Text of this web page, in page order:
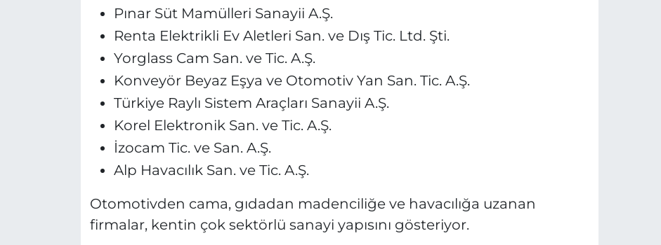
Pınar Süt Mamülleri Sanayii A.Ş.
Renta Elektrikli Ev Aletleri San. ve Dış Tic. Ltd. Şti.
Yorglass Cam San. ve Tic. A.Ş.
Konveyör Beyaz Eşya ve Otomotiv Yan San. Tic. A.Ş.
Türkiye Raylı Sistem Araçları Sanayii A.Ş.
Korel Elektronik San. ve Tic. A.Ş.
İzocam Tic. ve San. A.Ş.
Alp Havacılık San. ve Tic. A.Ş.
Otomotivden cama, gıdadan madenciliğe ve havacılığa uzanan
firmalar, kentin çok sektörlü sanayi yapısını gösteriyor.